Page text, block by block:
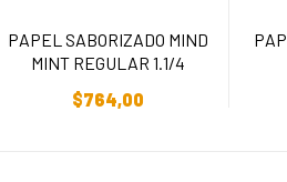
PAPEL SABORIZADO MIND
MINT REGULAR 1.1/4
$764,00